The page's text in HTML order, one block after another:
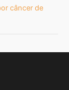
câncer de